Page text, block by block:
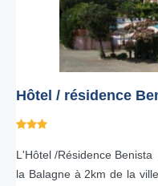
Hôtel / résidence
L'Hôtel /Résidence Benista
la Balagne à 2km de la